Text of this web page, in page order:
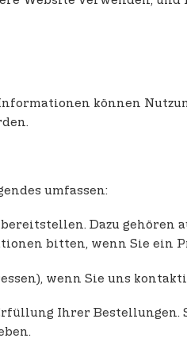
können
umfassen:
Dazu gehören
bitten, wenn Sie ein
wenn Sie uns
Ihrer